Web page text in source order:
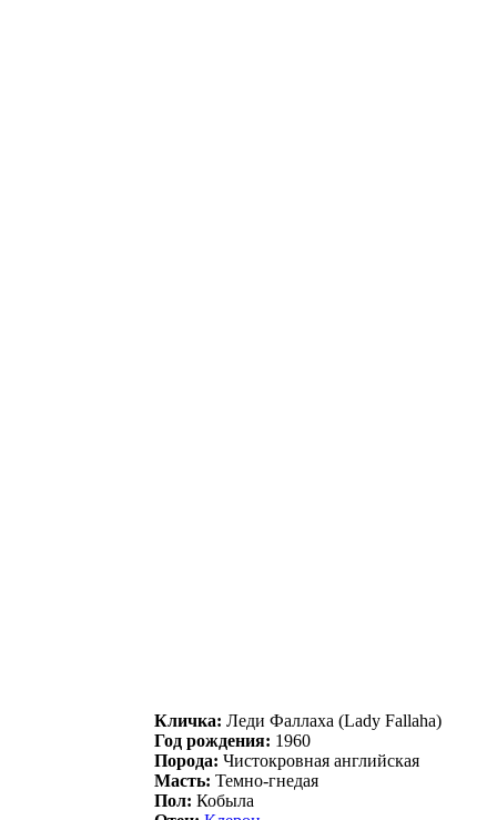
Кличка: Лeди Фaллaxa (Lady Fallaha)
Год рождения: 1960
Порода: Чистокровная английская
Масть: Темно-гнедая
Пол: Кобыла